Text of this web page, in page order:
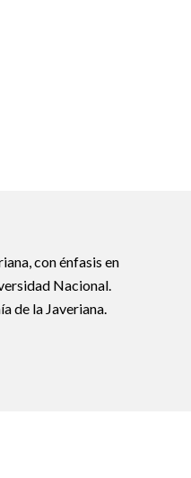
con énfasis en
Nacional.
de la Javeriana.